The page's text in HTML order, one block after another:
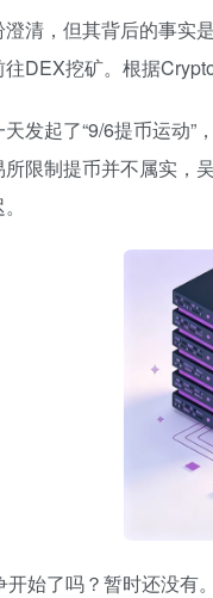
清，但其背后的事
DEX挖矿。根据
发起了“9/6提币运动
限制提币并不属实，
始了吗？暂时还没有。